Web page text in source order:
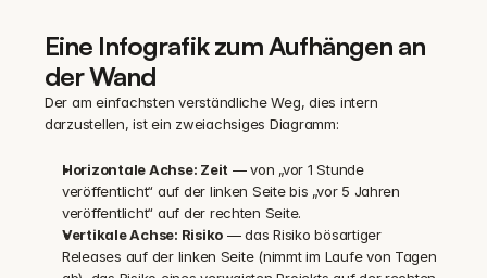
Eine Infografik zum Aufhängen an
der Wand
Der am einfachsten verständliche Weg, dies intern
darzustellen, ist ein zweiachsiges Diagramm:
Horizontale Achse: Zeit — von „vor 1 Stunde
veröffentlicht“ auf der linken Seite bis „vor 5 Jahren
veröffentlicht“ auf der rechten Seite.
Vertikale Achse: Risiko — das Risiko bösartiger
Releases auf der linken Seite (nimmt im Laufe von Tagen